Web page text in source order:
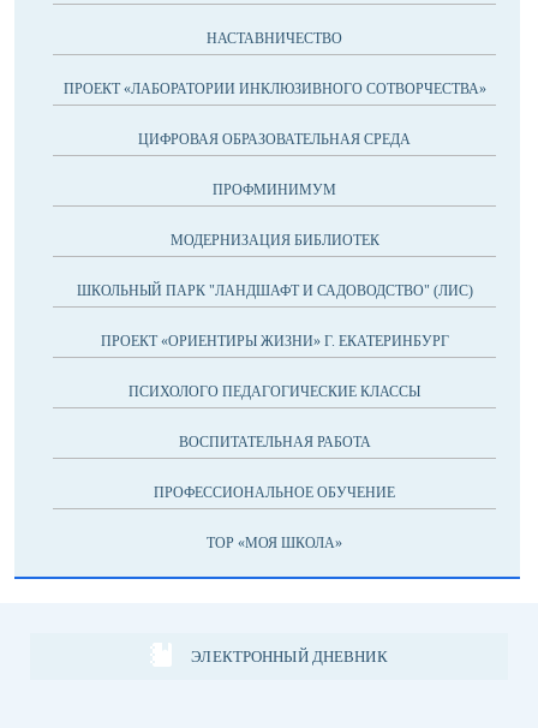
НАСТАВНИЧЕСТВО
ПРОЕКТ «ЛАБОРАТОРИИ ИНКЛЮЗИВНОГО СОТВОРЧЕСТВА»
ЦИФРОВАЯ ОБРАЗОВАТЕЛЬНАЯ СРЕДА
ПРОФМИНИМУМ
МОДЕРНИЗАЦИЯ БИБЛИОТЕК
ШКОЛЬНЫЙ ПАРК "ЛАНДШАФТ И САДОВОДСТВО" (ЛИС)
ПРОЕКТ «ОРИЕНТИРЫ ЖИЗНИ» Г. ЕКАТЕРИНБУРГ
ПСИХОЛОГО ПЕДАГОГИЧЕСКИЕ КЛАССЫ
ВОСПИТАТЕЛЬНАЯ РАБОТА
ПРОФЕССИОНАЛЬНОЕ ОБУЧЕНИЕ
ТОР «МОЯ ШКОЛА»
ЭЛЕКТРОННЫЙ ДНЕВНИК